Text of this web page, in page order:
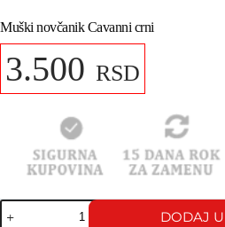
Muški novčanik Cavanni crni
3.500 RSD
DODAJ